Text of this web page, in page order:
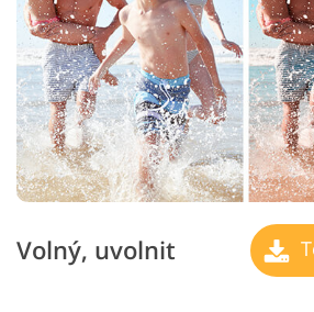
Volný, uvolnit